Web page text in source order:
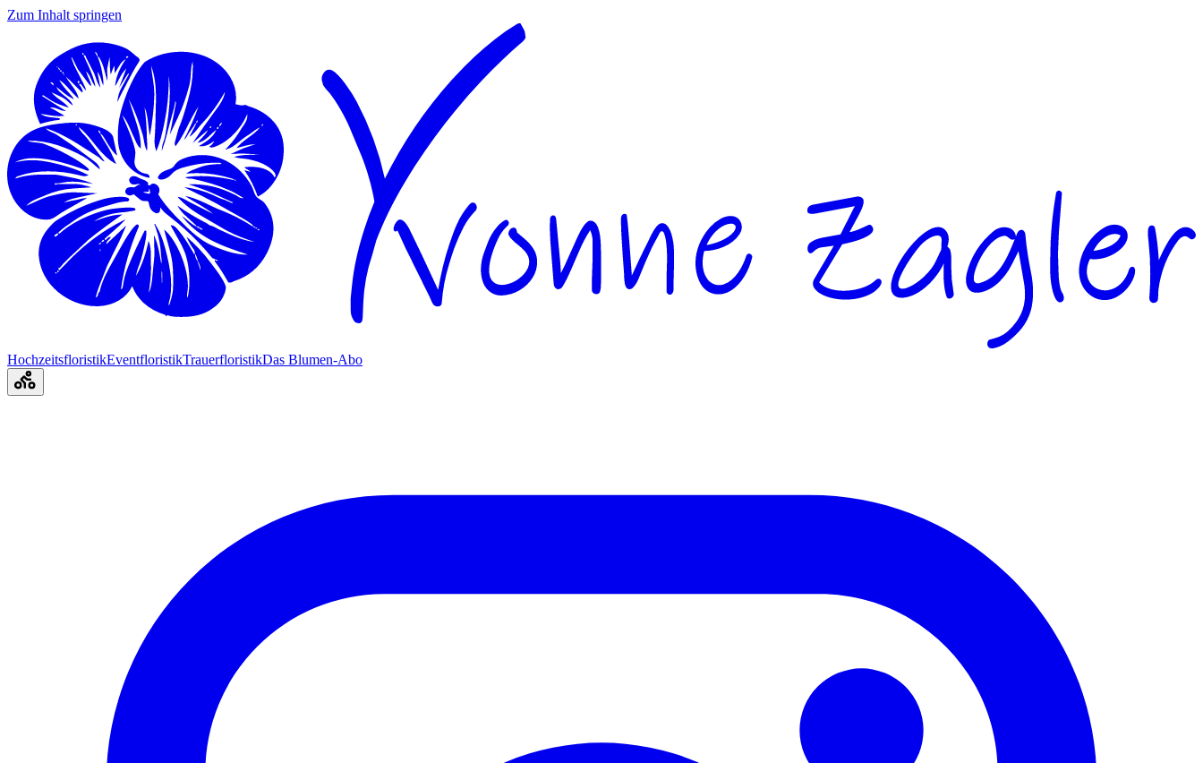
Zum Inhalt springen
HochzeitsfloristikEventfloristikTrauerfloristikDas Blumen-Abo